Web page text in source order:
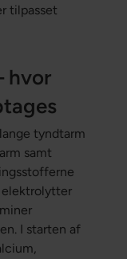
tilpasset
hvor
tyndtarm
samt
elektrolytter
I starten af